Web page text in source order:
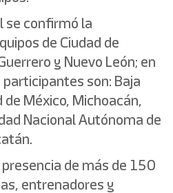
se confirmó la
de Ciudad de
y Nuevo León; en
son: Baja
México, Michoacán,
Nacional Autónoma de
de más de 150
entrenadores y